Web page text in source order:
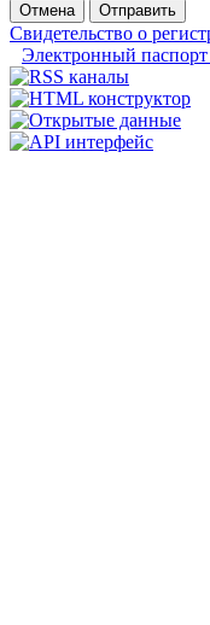
Отмена
Отправить
Свидетельство о
Электронный